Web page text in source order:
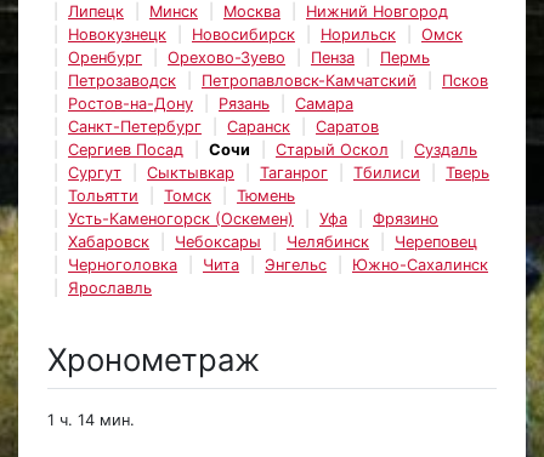
Липецк
Минск Москва
Нижний Новгород
Новокузнецк
Новосибирск Норильск
Омск
Оренбург
Орехово-Зуево Пенза
Пермь
Петрозаводск
Петропавловск-Камчатский
Псков
Ростов-на-Дону
Рязань
Самара
Санкт-Петербург
Саранск
Саратов
Сергиев Посад
Сочи Старый Оскол
Суздаль
Сургут
Сыктывкар Таганрог Тбилиси
Тверь
Тольятти
Томск
Тюмень
Усть-Каменогорск (Оскемен)
Уфа
Фрязино
Хабаровск
Чебоксары Челябинск
Череповец
Черноголовка
Чита Энгельс
Южно-Сахалинск
Ярославль
Хронометраж
1 ч. 14 мин.